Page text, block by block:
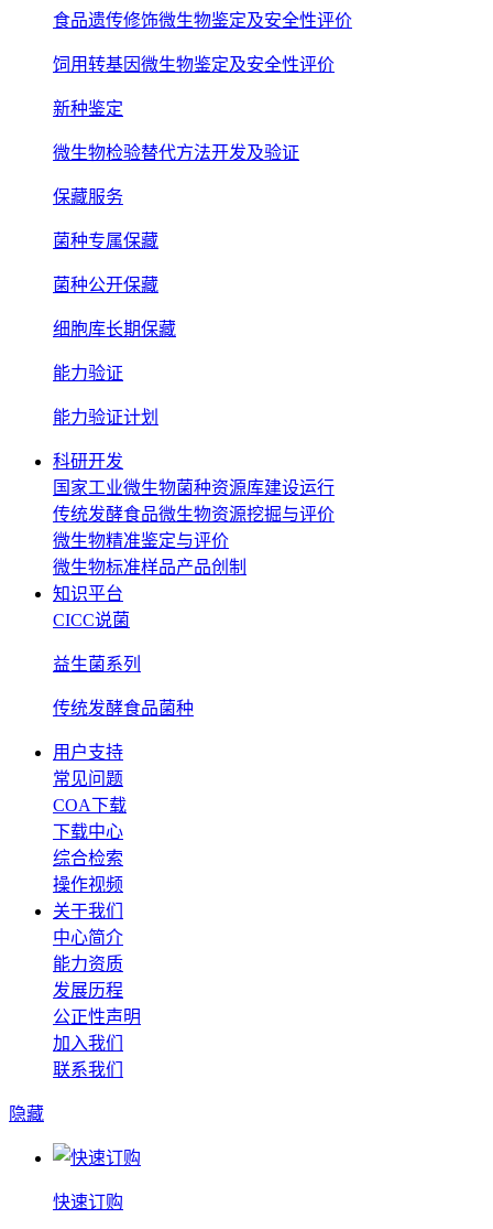
食品遗传修饰微生物鉴定及安全性评价
饲用转基因微生物鉴定及安全性评价
新种鉴定
微生物检验替代方法开发及验证
保藏服务
菌种专属保藏
菌种公开保藏
细胞库长期保藏
能力验证
能力验证计划
科研开发
国家工业微生物菌种资源库建设运行
传统发酵食品微生物资源挖掘与评价
微生物精准鉴定与评价
微生物标准样品产品创制
知识平台
CICC说菌
益生菌系列
传统发酵食品菌种
用户支持
常见问题
COA下载
下载中心
综合检索
操作视频
关于我们
中心简介
能力资质
发展历程
公正性声明
加入我们
联系我们
隐藏
快速订购